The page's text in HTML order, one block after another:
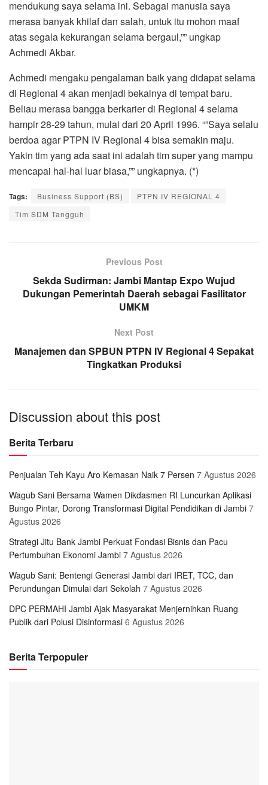
mendukung saya selama ini. Sebagai manusia saya
merasa banyak khilaf dan salah, untuk itu mohon maaf
atas segala kekurangan selama bergaul,”” ungkap
Achmedi Akbar.
Achmedi mengaku pengalaman baik yang didapat selama
di Regional 4 akan menjadi bekalnya di tempat baru.
Beliau merasa bangga berkarier di Regional 4 selama
hampir 28-29 tahun, mulai dari 20 April 1996. “”Saya selalu
berdoa agar PTPN IV Regional 4 bisa semakin maju.
Yakin tim yang ada saat ini adalah tim super yang mampu
mencapai hal-hal luar biasa,”” ungkapnya. (*)
Tags: Business Support (BS)
PTPN IV REGIONAL 4
Tim SDM Tangguh
Previous Post
Sekda Sudirman: Jambi Mantap Expo Wujud
Dukungan Pemerintah Daerah sebagai Fasilitator
UMKM
Next Post
Manajemen dan SPBUN PTPN IV Regional 4 Sepakat
Tingkatkan Produksi
Discussion about this post
Berita Terbaru
Penjualan Teh Kayu Aro Kemasan Naik 7 Persen 7 Agustus 2026
Wagub Sani Bersama Wamen Dikdasmen RI Luncurkan Aplikasi
Bungo Pintar, Dorong Transformasi Digital Pendidikan di Jambi 7
Agustus 2026
Strategi Jitu Bank Jambi Perkuat Fondasi Bisnis dan Pacu
Pertumbuhan Ekonomi Jambi 7 Agustus 2026
Wagub Sani: Bentengi Generasi Jambi dari IRET, TCC, dan
Perundungan Dimulai dari Sekolah 7 Agustus 2026
DPC PERMAHI Jambi Ajak Masyarakat Menjernihkan Ruang
Publik dari Polusi Disinformasi 6 Agustus 2026
Berita Terpopuler